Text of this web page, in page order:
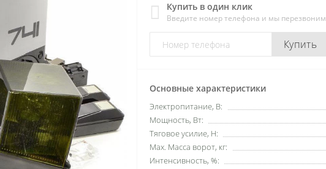
Купить в один клик
Введите номер телефона и мы перезвоним
Купить
Основные характеристики
Электропитание, В:
Мощность, Вт:
Тяговое усилие, Н:
Мах. Масса ворот, кг:
Интенсивность, %: